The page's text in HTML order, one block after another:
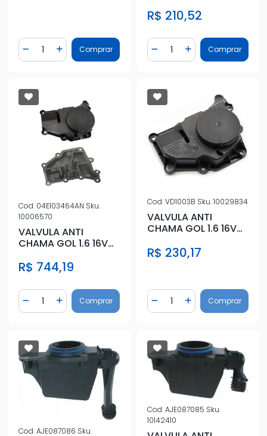
Diminuir Quantidade
Quantidade
Adicionar Quantidade
Comprar
R$ 210,52
Diminuir Quantidade
Quantidade
AdicionarComprar
Cod. 04E103464AN Sku.
10006570
VALVULA ANTI
CHAMA GOL 1.6 16V
R$ 744,19
Diminuir Quantidade
Quantidade
Adicionar Quantidade
Comprar
Cod.VD1003B Sku.10029834
VALVULA ANTI
CHAMA GOL 1.6 16V
R$ 230,17
Diminuir Quantidade
Quantidade
AdicionarComprar
Cod.AJE087086 Sku.
Cod.AJE087085 Sku.
10142410